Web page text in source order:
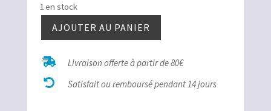
1 en stock
quantité
Fluorite
violette
AJOUTER AU PANIER
 Livraison offerte à partir de 80€
 Satisfait ou remboursé pendant 14 jours